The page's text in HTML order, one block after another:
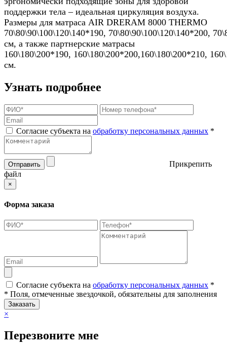
поддержки тела – идеальная циркуляция воздуха.
Размеры для матраса AIR DRERAM 8000 THERMO
70\80\90\100\120\140*190, 70\80\90\100\120\140*200,
см, а также партнерские матрасы
160\180\200*190, 160\180\200*200,160\180\200*210,
см.
Узнать подробнее
Согласие субъекта на обработку персональных данных *
Отправить
Прикрепить
файл
×
Форма заказа
Согласие субъекта на обработку персональных данных *
* Поля, отмеченные звездочкой, обязательны для заполнения
Заказать
×
Перезвоните мне